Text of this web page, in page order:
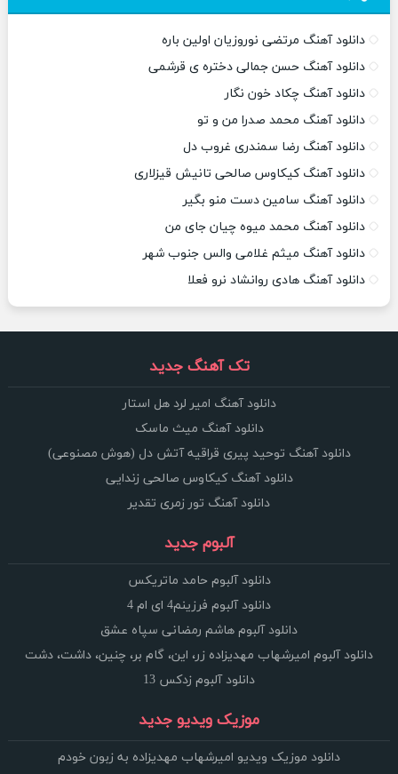
دانلود آهنگ مرتضی نوروزیان اولین باره
دانلود آهنگ حسن جمالی دختره ی قرشمی
دانلود آهنگ چکاد خون نگار
دانلود آهنگ محمد صدرا من و تو
دانلود آهنگ رضا سمندری غروب دل
دانلود آهنگ کیکاوس صالحی تانیش قیزلاری
دانلود آهنگ سامین دست منو بگیر
دانلود آهنگ محمد میوه چیان جای من
دانلود آهنگ میثم غلامی والس جنوب شهر
دانلود آهنگ هادی روانشاد نرو فعلا
تک آهنگ جدید
دانلود آهنگ امیر لرد هل استار
دانلود آهنگ میث ماسک
دانلود آهنگ توحید پیری قراقیه آتش دل (هوش مصنوعی)
دانلود آهنگ کیکاوس صالحی زندایی
دانلود آهنگ تور زمری تقدیر
آلبوم جدید
دانلود آلبوم حامد ماتریکس
دانلود آلبوم فرزینم4 ای ام 4
دانلود آلبوم هاشم رمضانی سپاه عشق
دانلود آلبوم امیرشهاب مهدیزاده زر، این، گام بر، چنین، داشت، دشت
دانلود آلبوم زدکس 13
موزیک ویدیو جدید
دانلود موزیک ویدیو امیرشهاب مهدیزاده به زبون خودم